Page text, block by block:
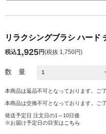
リラクシングブラシ ハード
税込1,925円(税抜 1,750円)
数 量
本商品は返品不可となっております。ご
本商品は交換不可となっております。ご
発送予定日 注文日の1～10日後
※お届け予定日の目安は こちら